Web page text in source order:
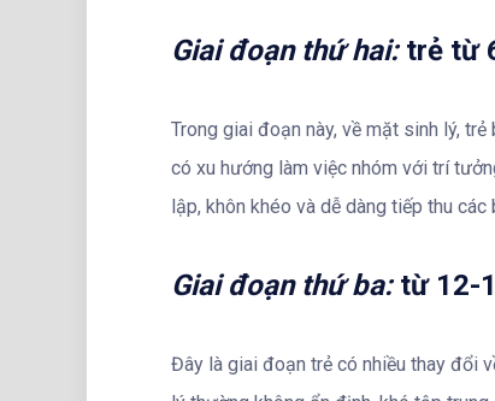
Giai đoạn thứ hai:trẻ từ
Trong giai đoạn này, về mặt sinh lý,
có xu hướng làm việc nhóm với trí
lập, khôn khéo và dễ dàng tiếp thu
Giai đoạn thứ ba:từ 12-
Đây là giai đoạn trẻ có nhiều thay đổi